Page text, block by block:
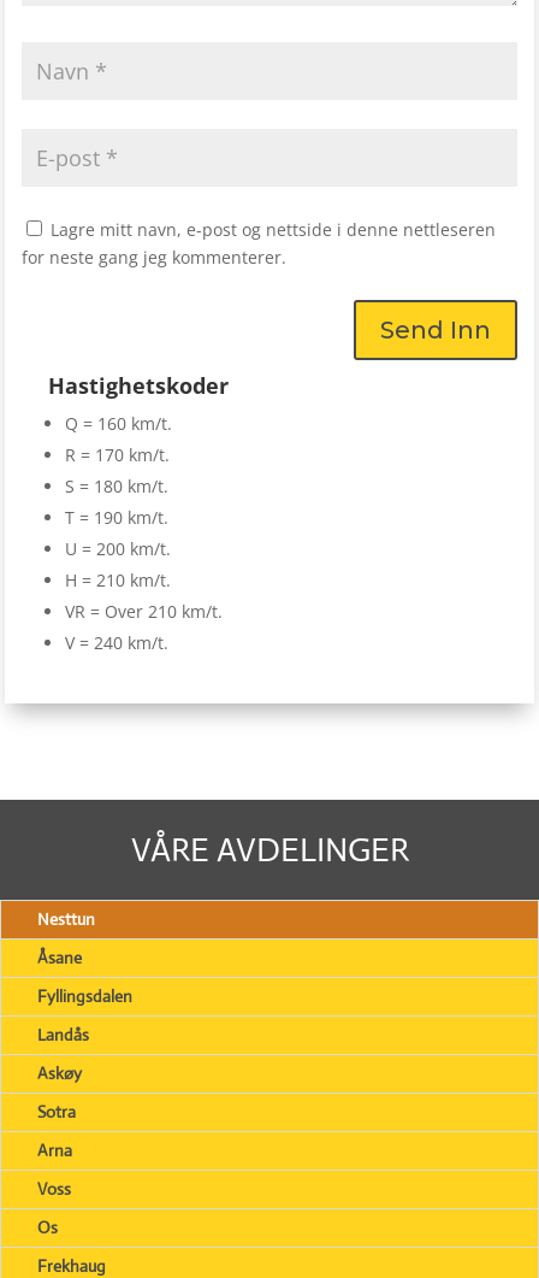
Lagre mitt navn, e-post og nettside i denne nettleseren
for neste gang jeg kommenterer.
Send Inn
Hastighetskoder
Q = 160 km/t.
R = 170 km/t.
S = 180 km/t.
T = 190 km/t.
U = 200 km/t.
H = 210 km/t.
VR = Over 210 km/t.
V = 240 km/t.
VÅRE AVDELINGER
Nesttun
Åsane
Fyllingsdalen
Landås
Askøy
Sotra
Arna
Voss
Os
Frekhaug